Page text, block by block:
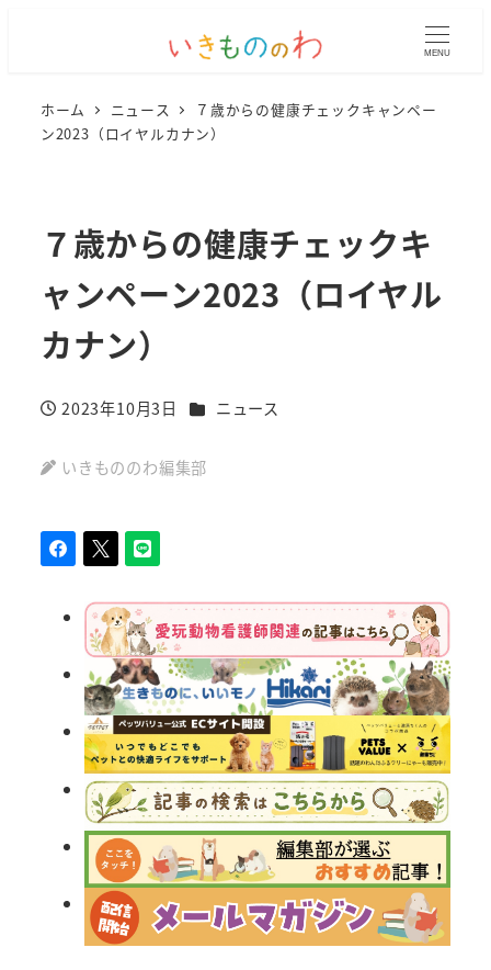
MENU
ホーム ニュース
７歳からの健康チェックキャンペー
ン2023（ロイヤルカナン）
７歳からの健康チェックキ
ャンペーン2023（ロイヤル
カナン）
投稿日
2023年10月3日 カテゴリー
ニュース
いきもののわ編集部